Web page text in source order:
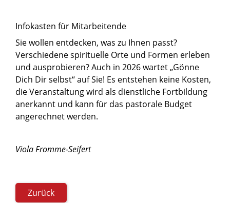
Infokasten für Mitarbeitende
Sie wollen entdecken, was zu Ihnen passt?
Verschiedene spirituelle Orte und Formen erleben
und ausprobieren? Auch in 2026 wartet „Gönne
Dich Dir selbst“ auf Sie! Es entstehen keine Kosten,
die Veranstaltung wird als dienstliche Fortbildung
anerkannt und kann für das pastorale Budget
angerechnet werden.
Viola Fromme-Seifert
Zurück